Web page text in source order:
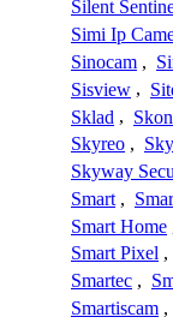
Silent
Simi Ip
Sinocam ,
Sisview ,
Sklad ,
Skyreo ,
Skyway
Smart ,
Smart Home
Smart Pixel ,
Smartec ,
Smartiscam ,